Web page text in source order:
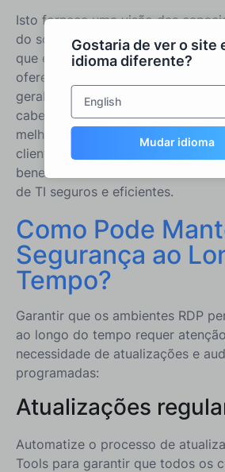
Gostaria de ver o site
idioma diferente?
English
Mudar idioma
Isto fornece uma visão das
do software RDS-Tools e do
que esta ferramenta suíça de
oferece a qualquer profissional de
geral de como cada peça
cabeça mantém nossas equipes na
melhorando nossos produtos
clientes e usuários em todo o
beneficiar-se de suas
de TI seguros e eficientes.
Como Pode
Segurança ao
Tempo?
Garantir que os ambientes RDP
ao longo do tempo requer
necessidade de atualizações e
programadas:
Atualizações
Automatize o processo de
Tools para garantir que todos os